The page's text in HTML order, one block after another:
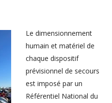
Le dimensionnement
humain et matériel de
chaque dispositif
prévisionnel de secours
est imposé par un
Référentiel National du